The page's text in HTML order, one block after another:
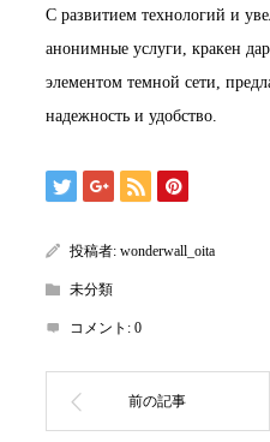
С развитием технологий и
анонимные услуги, кракен
элементом темной сети,
надежность и удобство.
投稿者: wonderwall_oita
未分類
コメント: 0